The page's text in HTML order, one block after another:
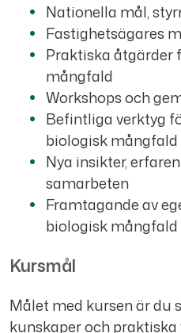
Nationella mål,
Fastighetsägares
Praktiska åtgärder
mångfald
Workshops och
Befintliga verktyg
biologisk mångfald
Nya insikter,
samarbeten
Framtagande av
biologisk mångfald
Kursmål
Målet med kursen är du
kunskaper och